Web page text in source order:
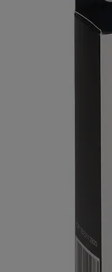
Læg i indkøbskurven